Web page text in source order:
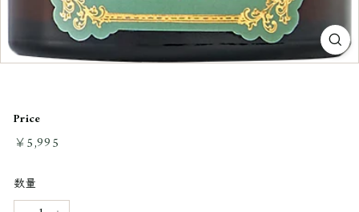
Price
通
金
￥5,995
数量